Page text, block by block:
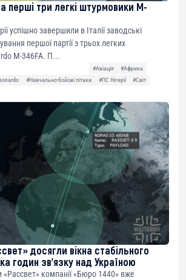
перші три легкі штурмовики M-
успішно завершили в Італії заводські
першої партії з трьох легких
M-346FA. П...
#Авіація
#Африка
#Навчально-бойові літаки #ПС Нігерії
#Світ
досягли вікна стабільного
годин зв’язку над Україною
«Рассвет» компанії «Бюро 1440» вже